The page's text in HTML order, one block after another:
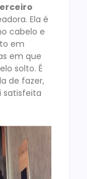
Ela é
cabelo e
em
em que
solto. É
de fazer,
satisfeita